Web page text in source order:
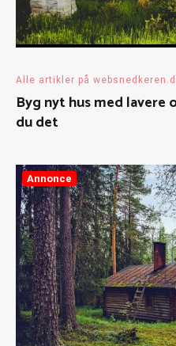
Alle artikler på
Byg nyt hus med lavere
du det
Annonce